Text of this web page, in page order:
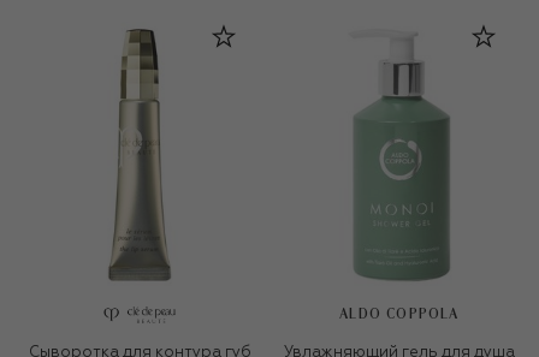
Сыворотка для контура губ
ALDO COPPOLA
Увлажняющий гель для душа